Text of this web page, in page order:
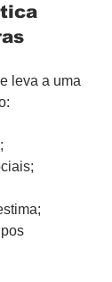
leva a uma